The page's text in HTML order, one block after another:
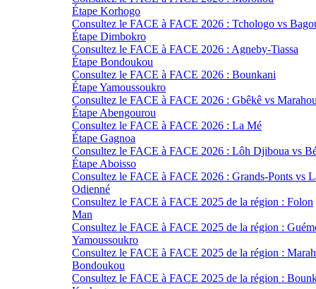
Étape Korhogo
Consultez le FACE à FACE 2026 : Tchologo vs
Étape Dimbokro
Consultez le FACE à FACE 2026 : Agneby-Tiassa
Étape Bondoukou
Consultez le FACE à FACE 2026 : Bounkani
Étape Yamoussoukro
Consultez le FACE à FACE 2026 : Gbêkê vs
Étape Abengourou
Consultez le FACE à FACE 2026 : La Mé
Étape Gagnoa
Consultez le FACE à FACE 2026 : Lôh Djiboua vs
Étape Aboisso
Consultez le FACE à FACE 2026 : Grands-Ponts vs
Odienné
Consultez le FACE à FACE 2025 de la région : Folon
Man
Consultez le FACE à FACE 2025 de la région :
Yamoussoukro
Consultez le FACE à FACE 2025 de la région :
Bondoukou
Consultez le FACE à FACE 2025 de la région :